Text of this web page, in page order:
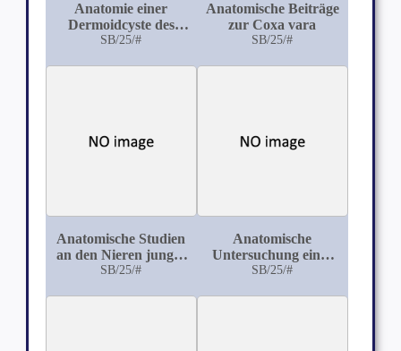
Anatomie einer
Dermoidcyste des
Eierstocks
SB/25/#
Anatomische Beiträge
zur Coxa vara
SB/25/#
Anatomische Studien
an den Nieren junger
und alter Katzen
SB/25/#
Anatomische
Untersuchung eines
Falls von schwerer
SB/25/#